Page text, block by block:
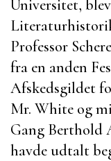
Universitet,
Professor
fra en anden
Afskedsgildet
Mr. White og
Gang Berthold
havde udtalt